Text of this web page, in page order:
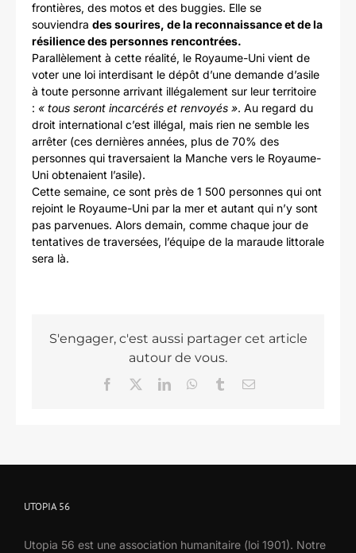
frontières, des motos et des buggies. Elle se
souviendra des sourires, de la reconnaissance et de la
résilience des personnes rencontrées.
Parallèlement à cette réalité, le Royaume-Uni vient de
voter une loi interdisant le dépôt d’une demande d’asile
à toute personne arrivant illégalement sur leur territoire
: « tous seront incarcérés et renvoyés ». Au regard du
droit international c’est illégal, mais rien ne semble les
arrêter (ces dernières années, plus de 70% des
personnes qui traversaient la Manche vers le Royaume-
Uni obtenaient l’asile).
Cette semaine, ce sont près de 1 500 personnes qui ont
rejoint le Royaume-Uni par la mer et autant qui n’y sont
pas parvenues. Alors demain, comme chaque jour de
tentatives de traversées, l’équipe de la maraude littorale
sera là.
S'engager, c'est aussi partager cet article
autour de vous.
Facebook LinkedInWhatsAppTumblrEmail
UTOPIA 56
Utopia 56 est une association humanitaire (loi 1901). Notre